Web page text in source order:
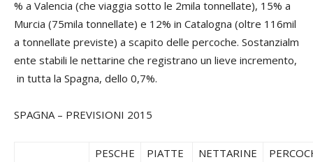
% a Valencia (che viaggia sotto le 2mila tonnellate), 15% a
Murcia (75mila tonnellate) e 12% in Catalogna (oltre 116mil
a tonnellate previste) a scapito delle percoche. Sostanzialm
ente stabili le nettarine che registrano un lieve incremento,
in tutta la Spagna, dello 0,7%.
SPAGNA – PREVISIONI 2015
PESCHE PIATTE NETTARINE